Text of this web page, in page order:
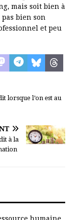
mais soit bien à
bien son
et peu
lorsque l’on est au
à la